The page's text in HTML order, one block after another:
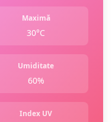
Maximă
30°C
Umiditate
60%
Index UV